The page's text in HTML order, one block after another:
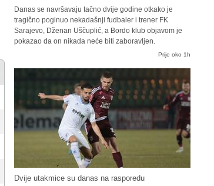
Danas se navršavaju tačno dvije godine otkako je
tragično poginuo nekadašnji fudbaler i trener FK
Sarajevo, Dženan Uščuplić, a Bordo klub objavom je
pokazao da on nikada neće biti zaboravljen.
Prije oko 1h
Dvije utakmice su danas na rasporedu